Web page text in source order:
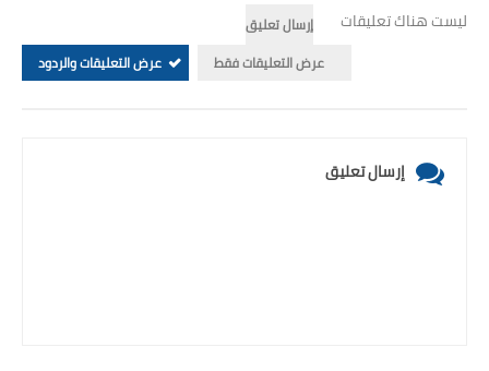
ليست هناك تعليقات
إرسال تعليق
عرض التعليقات فقط
عرض التعليقات والردود
إرسال تعليق